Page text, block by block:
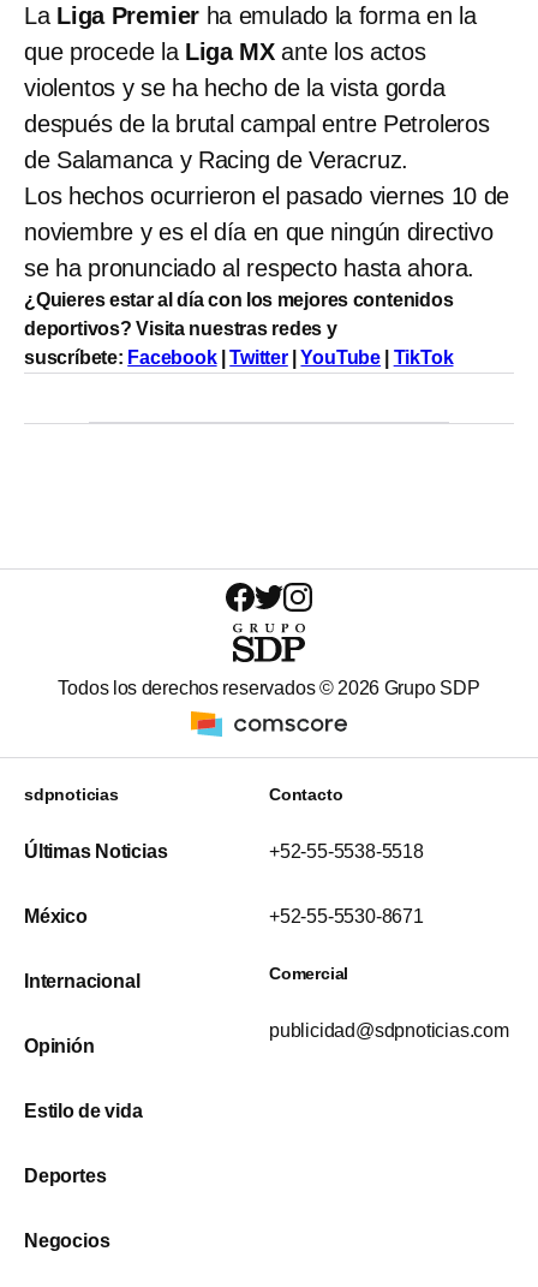
La Liga Premier ha emulado la forma en la
que procede la Liga MX ante los actos
violentos y se ha hecho de la vista gorda
después de la brutal campal entre Petroleros
de Salamanca y Racing de Veracruz.
Los hechos ocurrieron el pasado viernes 10 de
noviembre y es el día en que ningún directivo
se ha pronunciado al respecto hasta ahora.
¿Quieres estar al día con los mejores contenidos
deportivos? Visita nuestras redes y
suscríbete: Facebook|Twitter|YouTube TikTok
Todos los derechos reservados © 2026 Grupo SDP
sdpnoticias
Últimas Noticias
México
Internacional
Opinión
Estilo de vida
Deportes
Negocios
Contacto
+52-55-5538-5518
+52-55-5530-8671
Comercial
publicidad@sdpnoticias.com